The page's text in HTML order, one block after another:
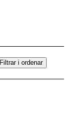
Filtrar i ordenar